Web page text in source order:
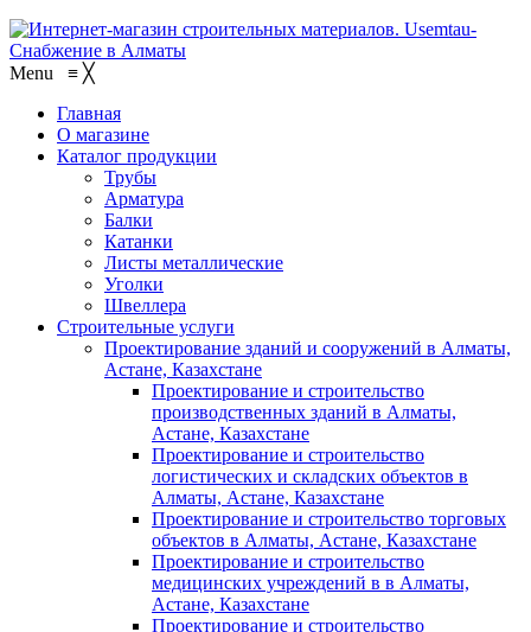
Menu ≡ ╳
Главная
О магазине
Каталог продукции
Трубы
Арматура
Балки
Катанки
Листы металлические
Уголки
Швеллера
Строительные услуги
Проектирование зданий и сооружений в Алматы,
Астане, Казахстане
Проектирование и строительство
производственных зданий в Алматы,
Астане, Казахстане
Проектирование и строительство
логистических и складских объектов в
Алматы, Астане, Казахстане
Проектирование и строительство торговых
объектов в Алматы, Астане, Казахстане
Проектирование и строительство
медицинских учреждений в в Алматы,
Астане, Казахстане
Проектирование и строительство